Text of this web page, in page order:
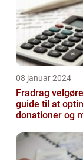
08 januar 2024
Fradrag
guide til at
donationer og